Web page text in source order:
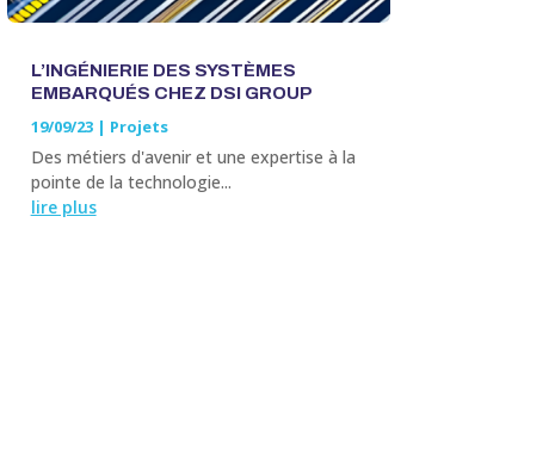
L’INGÉNIERIE DES SYSTÈMES
EMBARQUÉS CHEZ DSI GROUP
19/09/23| Projets
Des métiers d'avenir et une expertise à la
pointe de la technologie...
lire plus